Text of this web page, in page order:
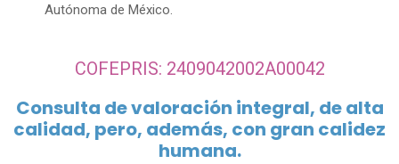
Autónoma de México.
COFEPRIS: 2409042002A00042
Consulta de valoración integral, de alta
calidad, pero, además, con gran calidez
humana.